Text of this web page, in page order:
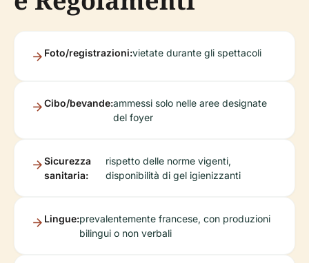
Foto/registrazioni:vietate durante gli spettacoli
Cibo/bevande:ammessi solo nelle aree designate
del foyer
Sicurezza
sanitaria:
rispetto delle norme vigenti,
disponibilità di gel igienizzanti
Lingue:prevalentemente francese, con produzioni
bilingui o non verbali